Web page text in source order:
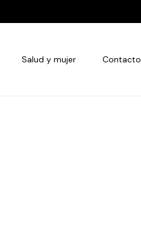
Salud y mujer Contacto